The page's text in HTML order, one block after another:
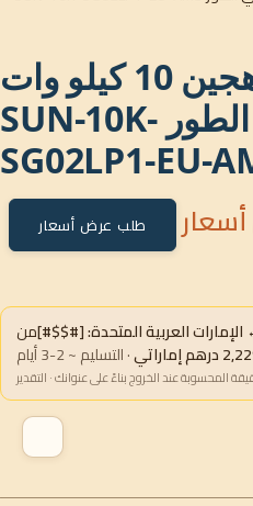
عاكس DEYE هجين 10 كيلو وات
أحادي الطور SUN-10K-
SG02LP1-EU-
طلب عرض أسعار
العربية المتحدة: [#$$#]من
· التسليم ~ 2-3 أيام
المحسوبة عند الخروج بناءً على عنوانك · التقدير